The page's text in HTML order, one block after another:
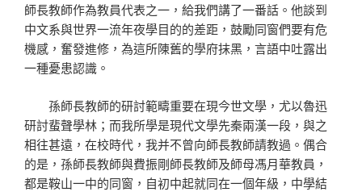
師長教師作為教員代表之一，給我們講了一番話。他談到
中文系與世界一流年夜學目的的差距，鼓勵同窗們要有危
機感，奮發進修，為這所陳舊的學府抹黑，言語中吐露出
一種憂患認識。
孫師長教師的研討範疇重要在現今世文學，尤以魯迅
研討蜚聲學林；而我所學是現代文學先秦兩漢一段，與之
相往甚遠，在校時代，我并不曾向師長教師請教過。偶合
的是，孫師長教師與費振剛師長教師及師母馮月華教員，
都是鞍山一中的同窗，自初中起就同在一個年級，中學結